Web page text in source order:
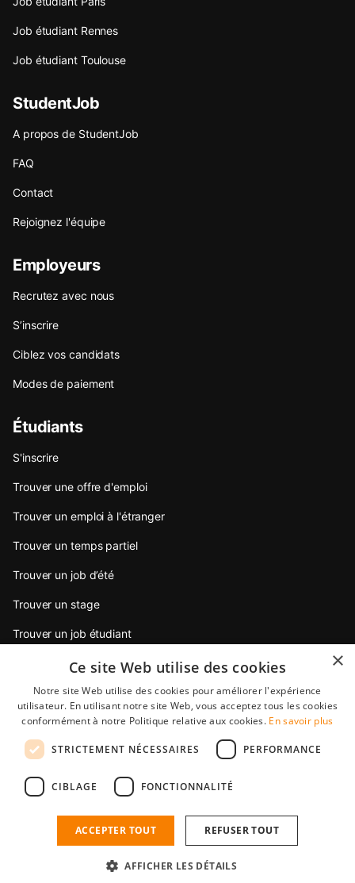
Job étudiant Rennes
Job étudiant Toulouse
StudentJob
A propos de StudentJob
FAQ
Contact
Rejoignez l'équipe
Employeurs
Recrutez avec nous
S’inscrire
Ciblez vos candidats
Modes de paiement
Étudiants
S'inscrire
Trouver une offre d'emploi
Trouver un emploi à l'étranger
Trouver un temps partiel
Trouver un job d’été
Trouver un stage
Trouver un job étudiant
Trouver un emploi jeune diplômé
Conseils pour postuler
Partenaires
StudentJob International est une filiale de YoungCapital • ©
2026 • All rights reserved •
Protection des données StudentJob FR score 4.5 - 10 reviews
×
Ce site Web utilise des cookies
Notre site Web utilise des cookies pour améliorer l'expérience
utilisateur. En utilisant notre site Web, vous acceptez tous les cookies
conformément à notre Politique relative aux cookies. En savoir plus
STRICTEMENT NÉCESSAIRES PERFORMANCE
CIBLAGE FONCTIONNALITÉ
ACCEPTER TOUT REFUSER TOUT
AFFICHER LES DÉTAILS